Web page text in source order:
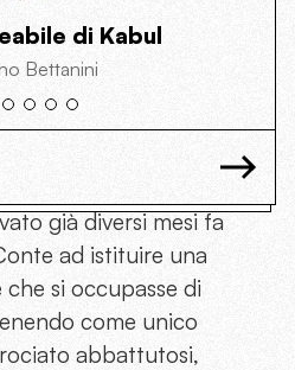
di Kabul
Bettanini
già diversi mesi fa
ad istituire una
si occupasse di
come unico
abbattutosi,